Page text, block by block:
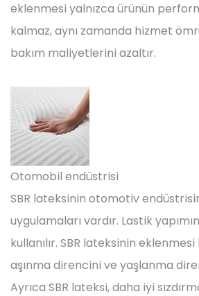
eklenmesi yalnızca ürünün
kalmaz, aynı zamanda hizmet
bakım maliyetlerini azaltır.
Otomobil endüstrisi
SBR lateksinin otomotiv
uygulamaları vardır. Lastik
kullanılır. SBR lateksinin
aşınma direncini ve yaşlanma
Ayrıca SBR lateksi, daha iyi